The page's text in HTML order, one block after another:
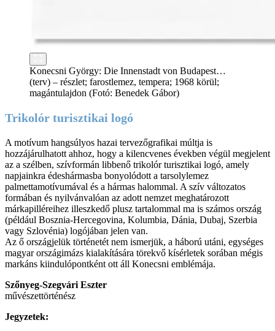
Konecsni György: Die Innenstadt von Budapest…
(terv) – részlet; farostlemez, tempera; 1968 körül;
magántulajdon (Fotó: Benedek Gábor)
Trikolór turisztikai logó
A motívum hangsúlyos hazai tervezőgrafikai múltja is
hozzájárulhatott ahhoz, hogy a kilencvenes években végül megjelent
az a szélben, szívformán libbenő trikolór turisztikai logó, amely
napjainkra édeshármasba bonyolódott a tarsolylemez
palmettamotívumával és a hármas halommal. A szív változatos
formában és nyilvánvalóan az adott nemzet meghatározott
márkapilléreihez illeszkedő plusz tartalommal ma is számos ország
(például Bosznia-Hercegovina, Kolumbia, Dánia, Dubaj, Szerbia
vagy Szlovénia) logójában jelen van.
Az ő országjelük történetét nem ismerjük, a háború utáni, egységes
magyar országimázs kialakítására törekvő kísérletek sorában mégis
markáns kiindulópontként ott áll Konecsni emblémája.
Szőnyeg-Szegvári Eszter
művészettörténész
Jegyzetek: